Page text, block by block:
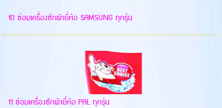
10 ซ่อมเครื่องซักผ้ายี่ห้อ SAMSUNG ทุกรุ่น
11 ซ่อมเครื่องซักผ้ายี่ห้อ PAL ทุกรุ่น